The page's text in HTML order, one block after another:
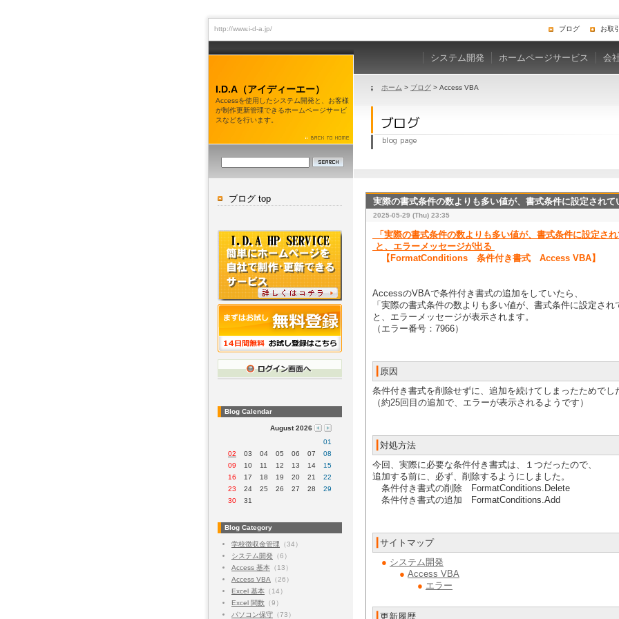
http://www.i-d-a.jp/
I.D.A（アイディーエー）
Accessを使用したシステム開発と、お客様
が制作更新管理できるホームページサービ
スなどを行います。
システム開発 ホームページサービス 会
ブログ お取
ホーム > ブログ > Access VBA
実際の書式条件の数よりも多い値が、書式条件に設定されて
2025-05-29 (Thu) 23:35
「実際の書式条件の数よりも多い値が、書式条件に設定さ
と、エラーメッセージが出る
【FormatConditions 条件付き書式 Access VBA】
AccessのVBAで条件付き書式の追加をしていたら、
「実際の書式条件の数よりも多い値が、書式条件に設定され
と、エラーメッセージが表示されます。
（エラー番号：7966）
原因
条件付き書式を削除せずに、追加を続けてしまったためでし
（約25回目の追加で、エラーが表示されるようです）
対処方法
今回、実際に必要な条件付き書式は、１つだったので、
追加する前に、必ず、削除するようにしました。
条件付き書式の削除 FormatConditions.Delete
条件付き書式の追加 FormatConditions.Add
サイトマップ
● システム開発
● Access VBA
● エラー
更新履歴
ブログ top
Blog Calendar
August 2026
01
02
03 04 05 06 07
08
09
10 11 12 13 14
15
16
17 18 19 20 21
22
23
24 25 26 27 28
29
30
31
Blog Category
学校徴収金管理 （34）
システム開発 （6）
Access 基本 （13）
Access VBA （26）
Excel 基本 （14）
Excel 関数 （9）
パソコン保守 （73）